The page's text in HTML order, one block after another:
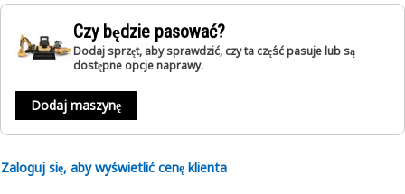
Czy będzie pasować?
Dodaj sprzęt, aby sprawdzić, czy ta część pasuje lub są
dostępne opcje naprawy.
Dodaj maszynę
Zaloguj się, aby wyświetlić cenę klienta